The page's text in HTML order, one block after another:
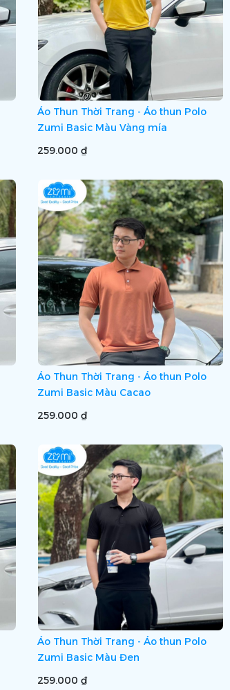
Áo Thun Thời Trang - Áo thun Polo
Zumi Basic Màu Vàng mía
259.000 ₫
Áo Thun Thời Trang - Áo thun Polo
Zumi Basic Màu Cacao
259.000 ₫
Áo Thun Thời Trang - Áo thun Polo
Zumi Basic Màu Đen
259.000 ₫